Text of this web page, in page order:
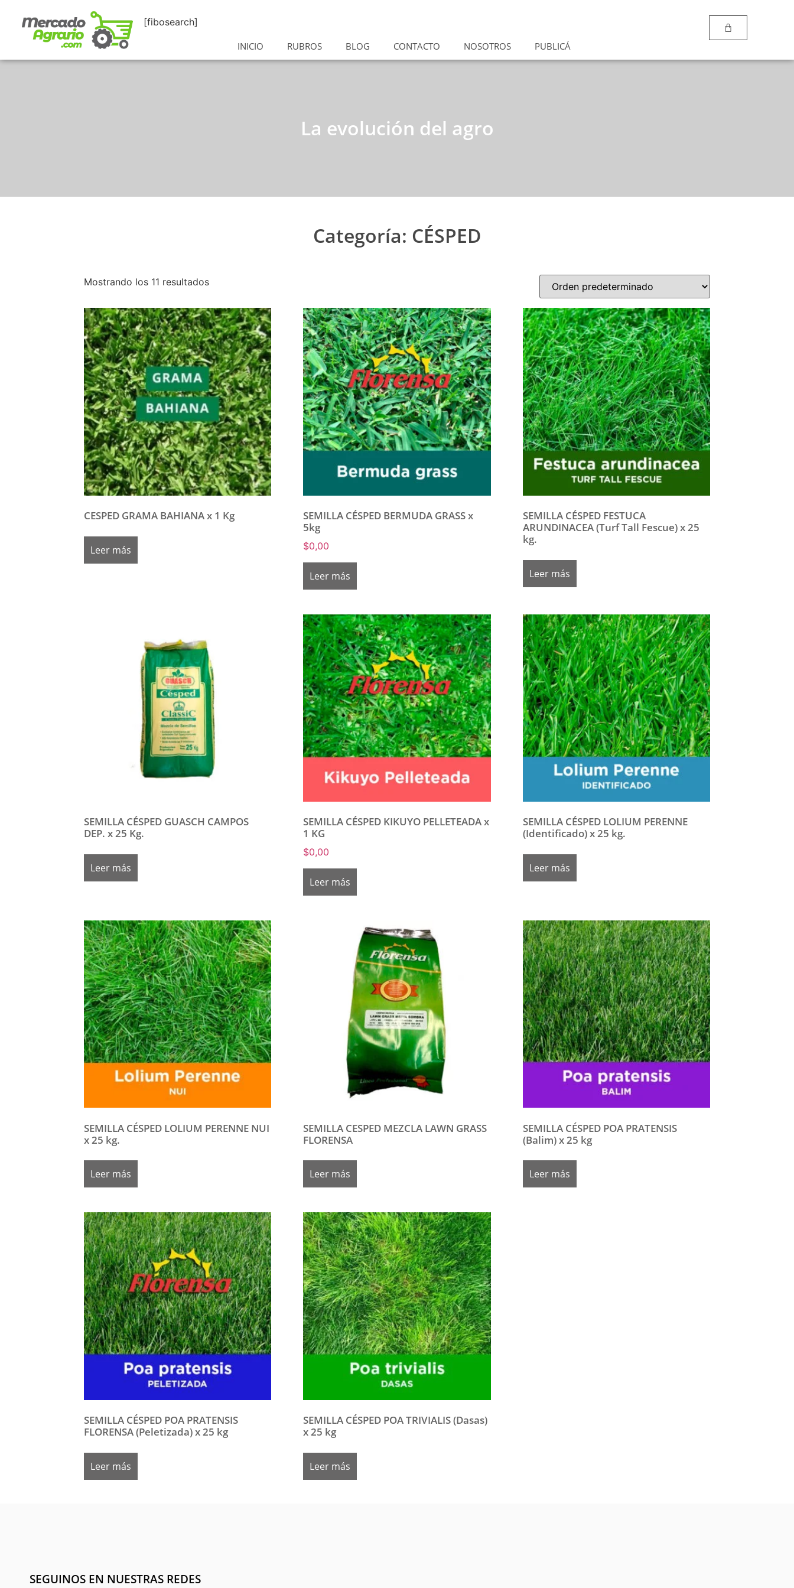
[fibosearch]
INICIO RUBROS BLOG CONTACTO NOSOTROS PUBLICÁ
La evolución del agro
Categoría: CÉSPED
Mostrando los 11 resultados
CESPED GRAMA BAHIANA x 1 Kg
Leer más
SEMILLA CÉSPED BERMUDA GRASS x
5kg
$0,00
Leer más
SEMILLA CÉSPED FESTUCA
ARUNDINACEA (Turf Tall Fescue) x 25
kg.
Leer más
SEMILLA CÉSPED GUASCH CAMPOS
DEP. x 25 Kg.
Leer más
SEMILLA CÉSPED KIKUYO PELLETEADA x
1 KG
$0,00
Leer más
SEMILLA CÉSPED LOLIUM PERENNE
(Identificado) x 25 kg.
Leer más
SEMILLA CÉSPED LOLIUM PERENNE NUI
x 25 kg.
Leer más
SEMILLA CESPED MEZCLA LAWN GRASS
FLORENSA
Leer más
SEMILLA CÉSPED POA PRATENSIS
(Balim) x 25 kg
Leer más
SEMILLA CÉSPED POA PRATENSIS
FLORENSA (Peletizada) x 25 kg
Leer más
SEMILLA CÉSPED POA TRIVIALIS (Dasas)
x 25 kg
Leer más
SEGUINOS EN NUESTRAS REDES